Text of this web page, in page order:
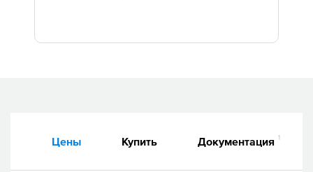
Цены Купить Документация 1